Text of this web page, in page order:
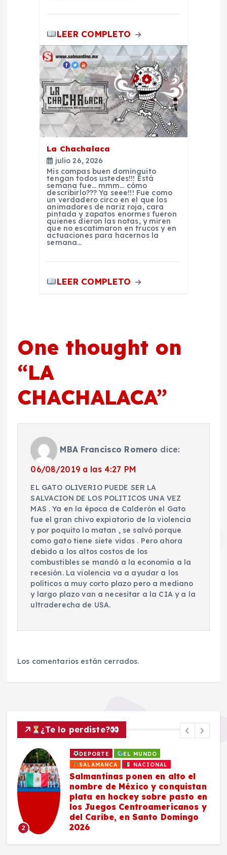
LEER COMPLETO
La Chachalaca
julio 26, 2026
Mis compas buen dominguito
tengan todos ustedes!!! Está
semana fue… mmm… cómo
describirlo??? Ya seee!!! Fue como
un verdadero circo en el que los
animadores de nariz roja, cara
pintada y zapatos enormes fueron
quienes dieron las notas, y miren
que no escatimaron en trucos y en
actuaciones para hacernos la
semana…
LEER COMPLETO
One thought on
“LA
CHACHALACA”
MBA Francisco Romero dice:
06/08/2019 a las 4:27 PM
EL GATO OLIVERIO PUEDE SER LA
SALVACION DE LOS POLITICOS UNA VEZ
MAS . Ya en la época de Calderón el Gato
fue el gran chivo expiatorio de la violencia
y por poquito lo matan , se salvó porque
como gato tiene siete vidas . Pero ahora
debido a los altos costos de los
combustibles se mandó a la economía a la
recesión. La violencia va a ayudar a los
políticos a muy corto plazo pero a mediano
y largo plazo van a necesitar a la CIA y a la
ultraderecha de USA.
Los comentarios están cerrados.
¿Te lo perdiste?
3
SALAMANCA
Estudiantes de DICIS
#Salamanca llegan a la final
nacional del «Game Jam» del
INAH en el Castillo de
Chapultepec con videojuego
sobre patrimonio cultural